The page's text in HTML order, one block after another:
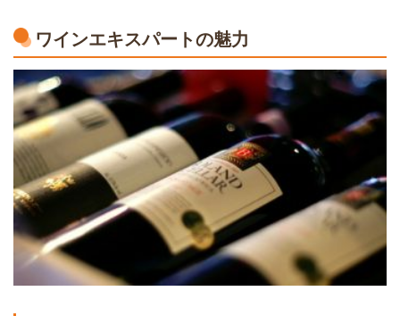
ワインエキスパートの魅力